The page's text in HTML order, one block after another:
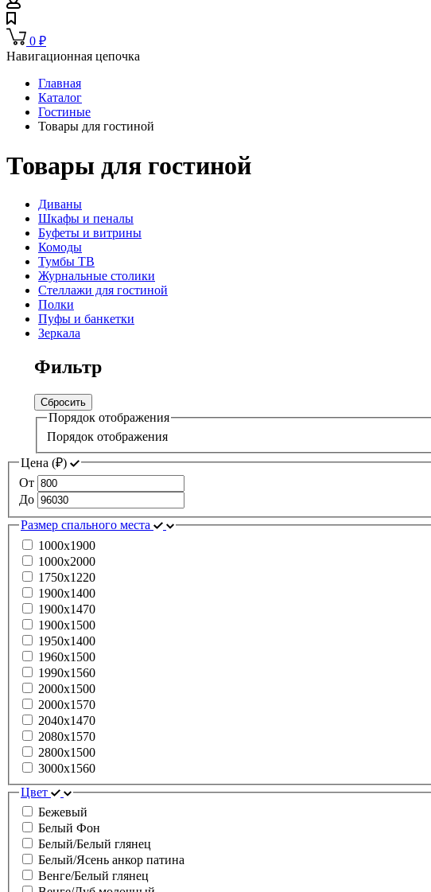
0 ₽
Навигационная цепочка
Главная
Каталог
Гостиные
Товары для гостиной
Товары для гостиной
Диваны
Шкафы и пеналы
Буфеты и витрины
Комоды
Тумбы ТВ
Журнальные столики
Стеллажи для гостиной
Полки
Пуфы и банкетки
Зеркала
Фильтр
Сбросить
Порядок отображения
Порядок отображения
Цена (₽)
От
До
Размер спального места
1000х1900
1000х2000
1750х1220
1900х1400
1900х1470
1900х1500
1950х1400
1960х1500
1990х1560
2000х1500
2000х1570
2040х1470
2080х1570
2800х1500
3000х1560
Цвет
Бежевый
Белый Фон
Белый/Белый глянец
Белый/Ясень анкор патина
Венге/Белый глянец